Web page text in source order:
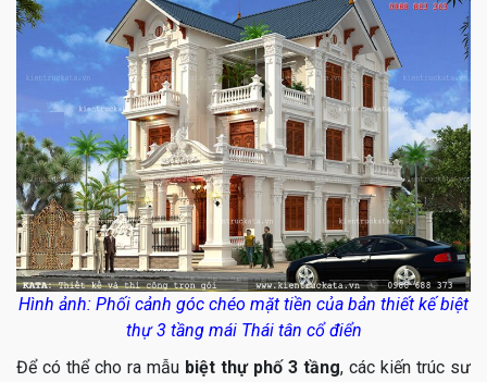
Hình ảnh: Phối cảnh góc chéo mặt tiền của bản thiết kế biệt
thự 3 tầng mái Thái tân cổ điển
Để có thể cho ra mẫu biệt thự phố 3 tầng, các kiến trúc sư